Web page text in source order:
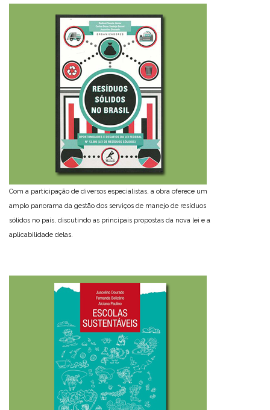
Com a participação de diversos especialistas, a obra oferece um
amplo panorama da gestão dos serviços de manejo de resíduos
sólidos no país, discutindo as principais propostas da nova lei e a
aplicabilidade delas.